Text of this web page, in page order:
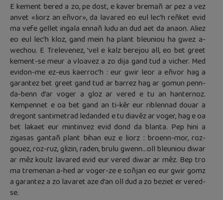
E kement bered a zo, pe dost, e kaver bremañ ar pez a vez
anvet «liorz an eñvor», da lavared eo eul lec’h reñket evid
ma vefe gellet ingala ennañ ludu an dud aet da anaon. Aliez
eo eul lec’h kloz, gand mein ha plant bleuniou ha gwez a-
wechou. E Trelevenez, ’vel e kalz berejou all, eo bet greet
kement-se meur a vloavez a zo dija gand tud a vicher. Med
evidon-me ez-eus kaerroc’h : eur gwir leor a eñvor hag a
garantez bet greet gand tud ar barrez hag ar gomun penn-
da-benn d’ar voger a gloz ar vered e tu an hanternoz.
Kempennet e oa bet gand an ti-kêr eur riblennad douar a
dregont santimetrad ledanded e tu diavêz ar voger, hag e oa
bet lakaet eur mintinvez evid dond da blanta. Pep hini a
zigasas gantañ plant bihan euz e liorz : broenn-mor, roz-
gouez, roz-ruz, glizin, raden, brulu gwenn…oll bleuniou diwar
ar mêz koulz lavared evid eur vered diwar ar mêz. Bep tro
ma tremenan a-hed ar voger-ze e soñjan eo eur gwir gomz
a garantez a zo lavaret aze d’an oll dud a zo beziet er vered-
se.